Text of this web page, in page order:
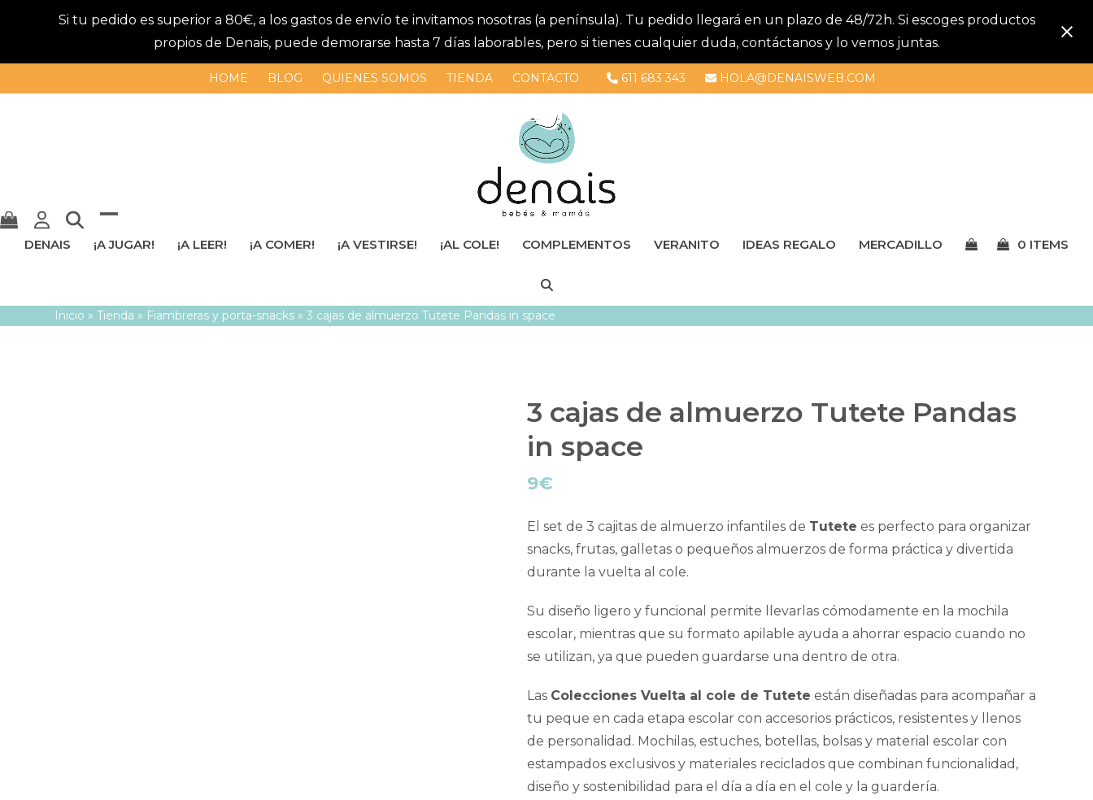
Si tu pedido es superior a 80€, a los gastos de envío te invitamos nosotras (a península). Tu pedido llegará en un plazo de 48/72h. Si escoges productos
propios de Denais, puede demorarse hasta 7 días laborables, pero si tienes cualquier duda, contáctanos y lo vemos juntas.
HOME BLOG QUIENES SOMOS TIENDA CONTACTO 611 683 343 HOLA@DENAISWEB.COM
Mostrar
menú
Cerrar
DENAIS ¡A JUGAR! ¡A LEER! ¡A COMER! ¡A VESTIRSE! ¡AL COLE! COMPLEMENTOS VERANITO IDEAS REGALO MERCADILLO 0 ITEMS
Inicio »Tienda » Fiambreras y porta-snacks »3 cajas de almuerzo Tutete Pandas in space
3 cajas de almuerzo Tutete Pandas
in space
9€
El set de 3 cajitas de almuerzo infantiles de Tutete es perfecto para organizar
snacks, frutas, galletas o pequeños almuerzos de forma práctica y divertida
durante la vuelta al cole.
Su diseño ligero y funcional permite llevarlas cómodamente en la mochila
escolar, mientras que su formato apilable ayuda a ahorrar espacio cuando no
se utilizan, ya que pueden guardarse una dentro de otra.
Las Colecciones Vuelta al cole de Tutete están diseñadas para acompañar a
tu peque en cada etapa escolar con accesorios prácticos, resistentes y llenos
de personalidad. Mochilas, estuches, botellas, bolsas y material escolar con
estampados exclusivos y materiales reciclados que combinan funcionalidad,
diseño y sostenibilidad para el día a día en el cole y la guardería.